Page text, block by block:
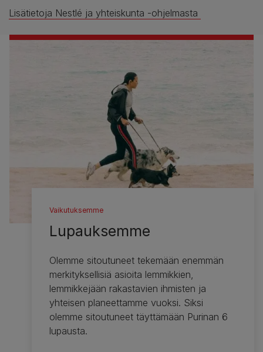
Lisätietoja Nestlé ja yhteiskunta -ohjelmasta
Vaikutuksemme
Lupauksemme
Olemme sitoutuneet tekemään enemmän
merkityksellisiä asioita lemmikkien,
lemmikkejään rakastavien ihmisten ja
yhteisen planeettamme vuoksi. Siksi
olemme sitoutuneet täyttämään Purinan 6
lupausta.